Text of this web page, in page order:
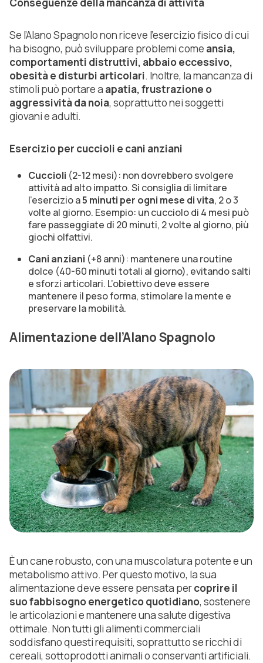
Se l’Alano Spagnolo non riceve l’esercizio fisico di cui
ha bisogno, può sviluppare problemi come ansia,
comportamenti distruttivi, abbaio eccessivo,
obesità e disturbi articolari. Inoltre, la mancanza di
stimoli può portare a apatia, frustrazione o
aggressività da noia, soprattutto nei soggetti
giovani e adulti.
Esercizio per cuccioli e cani anziani
Cuccioli (2-12 mesi): non dovrebbero svolgere
attività ad alto impatto. Si consiglia di limitare
l’esercizio a5 minuti per ogni mese di vita, 2 o 3
volte al giorno. Esempio: un cucciolo di 4 mesi può
fare passeggiate di 20 minuti, 2 volte al giorno, più
giochi olfattivi.
Cani anziani (+8 anni): mantenere una routine
dolce (40-60 minuti totali al giorno), evitando salti
e sforzi articolari. L’obiettivo deve essere
mantenere il peso forma, stimolare la mente e
preservare la mobilità.
Alimentazione dell’Alano Spagnolo
È un cane robusto, con una muscolatura potente e un
metabolismo attivo. Per questo motivo, la sua
alimentazione deve essere pensata percoprire il
suo fabbisogno energetico quotidiano, sostenere
le articolazioni e mantenere una salute digestiva
ottimale. Non tutti gli alimenti commerciali
soddisfano questi requisiti, soprattutto se ricchi di
cereali, sottoprodotti animali o conservanti artificiali.